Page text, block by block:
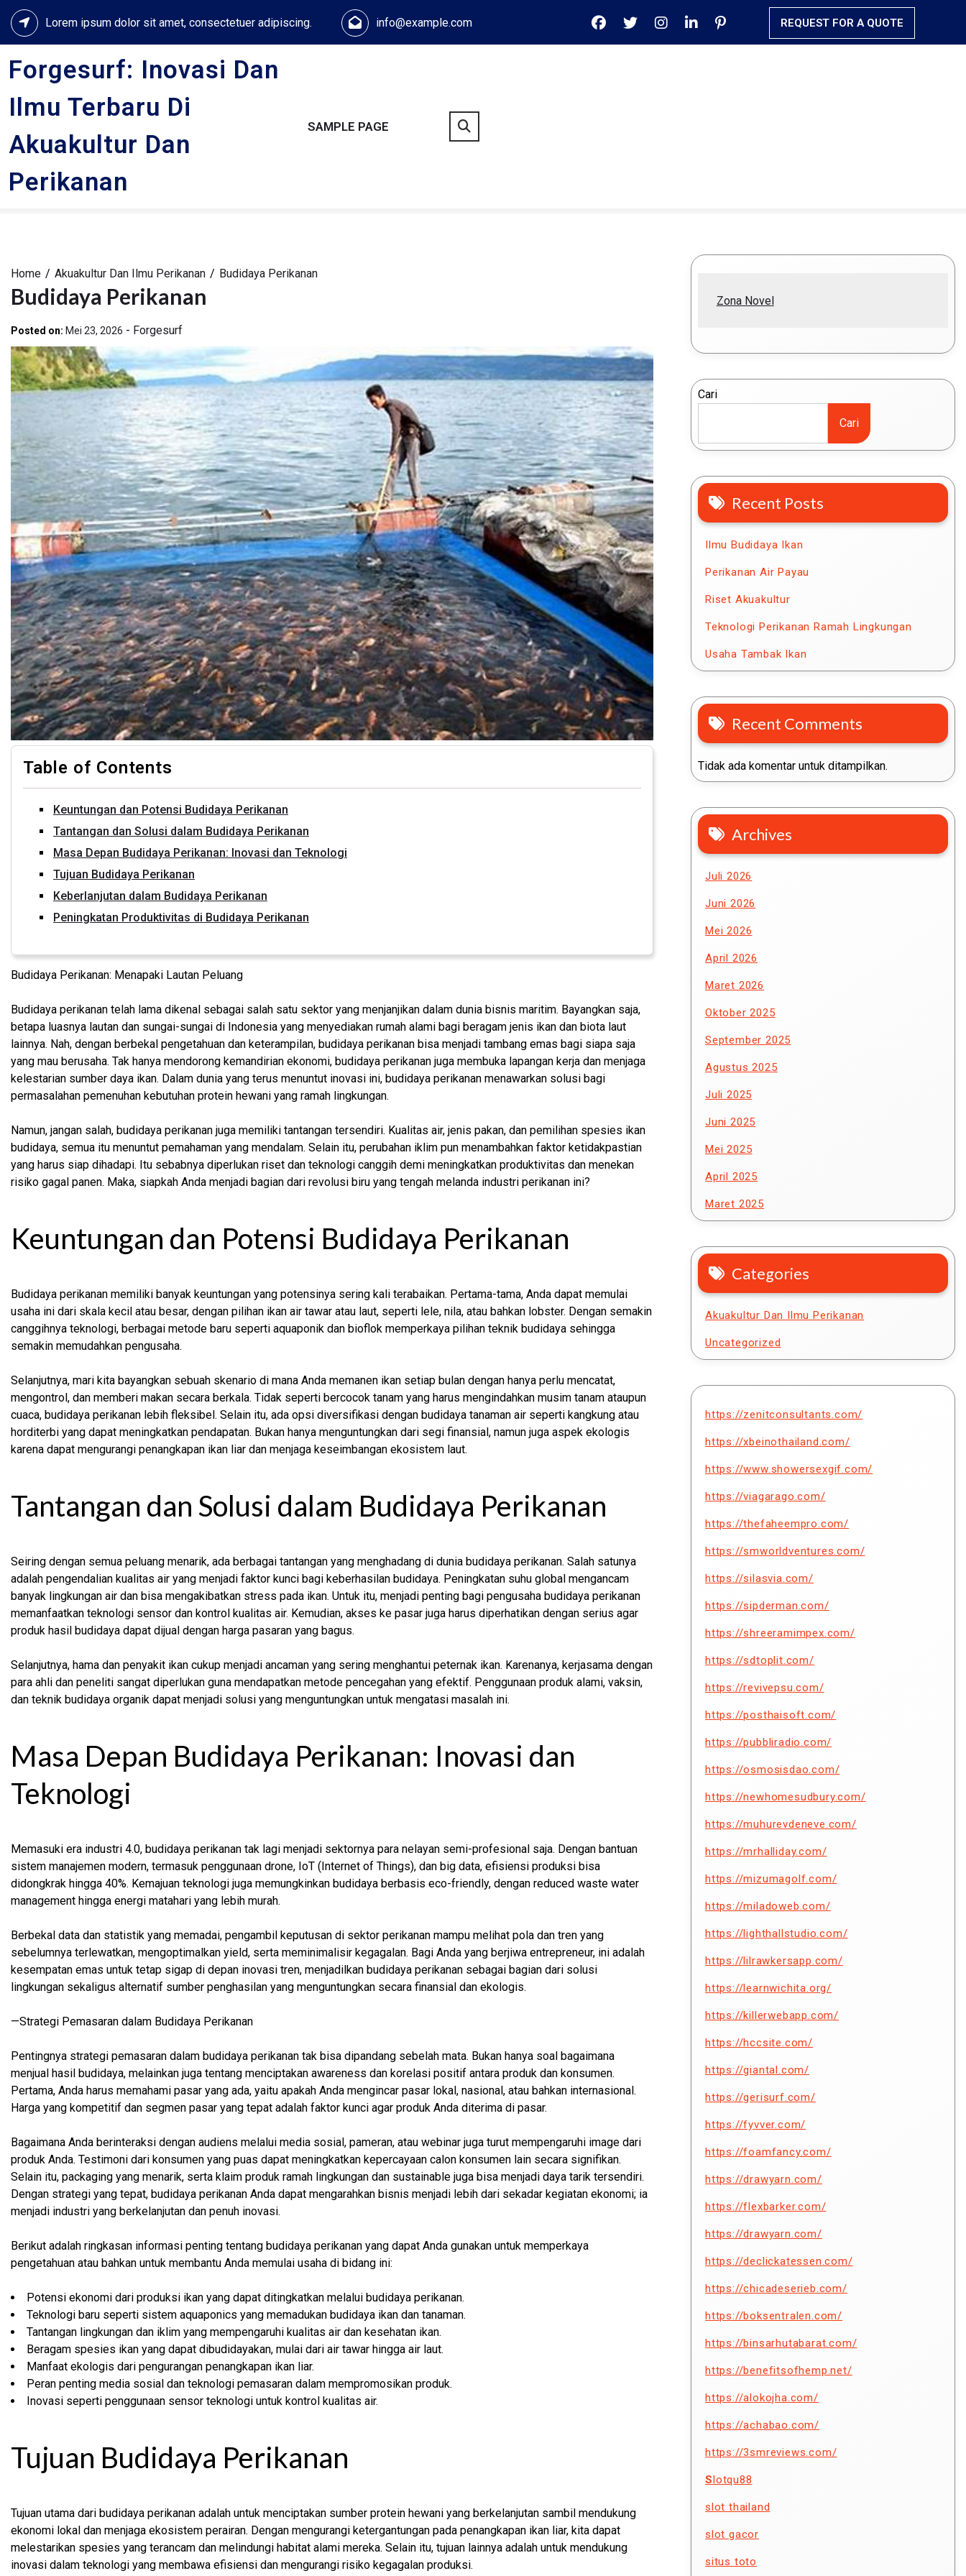
Skip
content
Lorem ipsum dolor sit amet, consectetuer adipiscing. info@example.com REQUEST FOR A QUOTE
Forgesurf: Inovasi Dan
Ilmu Terbaru Di
Akuakultur Dan
Perikanan
SAMPLE PAGE
Home Akuakultur Dan Ilmu Perikanan Budidaya Perikanan
Budidaya Perikanan
Posted on: Mei 23, 2026 - Forgesurf
Table of Contents
Keuntungan dan Potensi Budidaya Perikanan
Tantangan dan Solusi dalam Budidaya Perikanan
Masa Depan Budidaya Perikanan: Inovasi dan Teknologi
Tujuan Budidaya Perikanan
Keberlanjutan dalam Budidaya Perikanan
Peningkatan Produktivitas di Budidaya Perikanan
Budidaya Perikanan: Menapaki Lautan Peluang
Budidaya perikanan telah lama dikenal sebagai salah satu sektor yang menjanjikan dalam dunia bisnis maritim. Bayangkan saja,
betapa luasnya lautan dan sungai-sungai di Indonesia yang menyediakan rumah alami bagi beragam jenis ikan dan biota laut
lainnya. Nah, dengan berbekal pengetahuan dan keterampilan, budidaya perikanan bisa menjadi tambang emas bagi siapa saja
yang mau berusaha. Tak hanya mendorong kemandirian ekonomi, budidaya perikanan juga membuka lapangan kerja dan menjaga
kelestarian sumber daya ikan. Dalam dunia yang terus menuntut inovasi ini, budidaya perikanan menawarkan solusi bagi
permasalahan pemenuhan kebutuhan protein hewani yang ramah lingkungan.
Namun, jangan salah, budidaya perikanan juga memiliki tantangan tersendiri. Kualitas air, jenis pakan, dan pemilihan spesies ikan
budidaya, semua itu menuntut pemahaman yang mendalam. Selain itu, perubahan iklim pun menambahkan faktor ketidakpastian
yang harus siap dihadapi. Itu sebabnya diperlukan riset dan teknologi canggih demi meningkatkan produktivitas dan menekan
risiko gagal panen. Maka, siapkah Anda menjadi bagian dari revolusi biru yang tengah melanda industri perikanan ini?
Keuntungan dan Potensi Budidaya Perikanan
Budidaya perikanan memiliki banyak keuntungan yang potensinya sering kali terabaikan. Pertama-tama, Anda dapat memulai
usaha ini dari skala kecil atau besar, dengan pilihan ikan air tawar atau laut, seperti lele, nila, atau bahkan lobster. Dengan semakin
canggihnya teknologi, berbagai metode baru seperti aquaponik dan bioflok memperkaya pilihan teknik budidaya sehingga
semakin memudahkan pengusaha.
Selanjutnya, mari kita bayangkan sebuah skenario di mana Anda memanen ikan setiap bulan dengan hanya perlu mencatat,
mengontrol, dan memberi makan secara berkala. Tidak seperti bercocok tanam yang harus mengindahkan musim tanam ataupun
cuaca, budidaya perikanan lebih fleksibel. Selain itu, ada opsi diversifikasi dengan budidaya tanaman air seperti kangkung atau
horditerbi yang dapat meningkatkan pendapatan. Bukan hanya menguntungkan dari segi finansial, namun juga aspek ekologis
karena dapat mengurangi penangkapan ikan liar dan menjaga keseimbangan ekosistem laut.
Tantangan dan Solusi dalam Budidaya Perikanan
Seiring dengan semua peluang menarik, ada berbagai tantangan yang menghadang di dunia budidaya perikanan. Salah satunya
adalah pengendalian kualitas air yang menjadi faktor kunci bagi keberhasilan budidaya. Peningkatan suhu global mengancam
banyak lingkungan air dan bisa mengakibatkan stress pada ikan. Untuk itu, menjadi penting bagi pengusaha budidaya perikanan
memanfaatkan teknologi sensor dan kontrol kualitas air. Kemudian, akses ke pasar juga harus diperhatikan dengan serius agar
produk hasil budidaya dapat dijual dengan harga pasaran yang bagus.
Selanjutnya, hama dan penyakit ikan cukup menjadi ancaman yang sering menghantui peternak ikan. Karenanya, kerjasama dengan
para ahli dan peneliti sangat diperlukan guna mendapatkan metode pencegahan yang efektif. Penggunaan produk alami, vaksin,
dan teknik budidaya organik dapat menjadi solusi yang menguntungkan untuk mengatasi masalah ini.
Masa Depan Budidaya Perikanan: Inovasi dan
Teknologi
Memasuki era industri 4.0, budidaya perikanan tak lagi menjadi sektornya para nelayan semi-profesional saja. Dengan bantuan
sistem manajemen modern, termasuk penggunaan drone, IoT (Internet of Things), dan big data, efisiensi produksi bisa
didongkrak hingga 40%. Kemajuan teknologi juga memungkinkan budidaya berbasis eco-friendly, dengan reduced waste water
management hingga energi matahari yang lebih murah.
Berbekal data dan statistik yang memadai, pengambil keputusan di sektor perikanan mampu melihat pola dan tren yang
sebelumnya terlewatkan, mengoptimalkan yield, serta meminimalisir kegagalan. Bagi Anda yang berjiwa entrepreneur, ini adalah
kesempatan emas untuk tetap sigap di depan inovasi tren, menjadilkan budidaya perikanan sebagai bagian dari solusi
lingkungan sekaligus alternatif sumber penghasilan yang menguntungkan secara finansial dan ekologis.
—Strategi Pemasaran dalam Budidaya Perikanan
Pentingnya strategi pemasaran dalam budidaya perikanan tak bisa dipandang sebelah mata. Bukan hanya soal bagaimana
menjual hasil budidaya, melainkan juga tentang menciptakan awareness dan korelasi positif antara produk dan konsumen.
Pertama, Anda harus memahami pasar yang ada, yaitu apakah Anda mengincar pasar lokal, nasional, atau bahkan internasional.
Harga yang kompetitif dan segmen pasar yang tepat adalah faktor kunci agar produk Anda diterima di pasar.
Bagaimana Anda berinteraksi dengan audiens melalui media sosial, pameran, atau webinar juga turut mempengaruhi image dari
produk Anda. Testimoni dari konsumen yang puas dapat meningkatkan kepercayaan calon konsumen lain secara signifikan.
Selain itu, packaging yang menarik, serta klaim produk ramah lingkungan dan sustainable juga bisa menjadi daya tarik tersendiri.
Dengan strategi yang tepat, budidaya perikanan Anda dapat mengarahkan bisnis menjadi lebih dari sekadar kegiatan ekonomi; ia
menjadi industri yang berkelanjutan dan penuh inovasi.
Berikut adalah ringkasan informasi penting tentang budidaya perikanan yang dapat Anda gunakan untuk memperkaya
pengetahuan atau bahkan untuk membantu Anda memulai usaha di bidang ini:
Potensi ekonomi dari produksi ikan yang dapat ditingkatkan melalui budidaya perikanan.
Teknologi baru seperti sistem aquaponics yang memadukan budidaya ikan dan tanaman.
Tantangan lingkungan dan iklim yang mempengaruhi kualitas air dan kesehatan ikan.
Beragam spesies ikan yang dapat dibudidayakan, mulai dari air tawar hingga air laut.
Manfaat ekologis dari pengurangan penangkapan ikan liar.
Peran penting media sosial dan teknologi pemasaran dalam mempromosikan produk.
Inovasi seperti penggunaan sensor teknologi untuk kontrol kualitas air.
Tujuan Budidaya Perikanan
Tujuan utama dari budidaya perikanan adalah untuk menciptakan sumber protein hewani yang berkelanjutan sambil mendukung
ekonomi lokal dan menjaga ekosistem perairan. Dengan mengurangi ketergantungan pada penangkapan ikan liar, kita dapat
melestarikan spesies yang terancam dan melindungi habitat alami mereka. Selain itu, tujuan lainnya adalah untuk mendukung
inovasi dalam teknologi yang membawa efisiensi dan mengurangi risiko kegagalan produksi.
Zona Novel
Cari
Cari
Recent Posts
Ilmu Budidaya Ikan
Perikanan Air Payau
Riset Akuakultur
Teknologi Perikanan Ramah Lingkungan
Usaha Tambak Ikan
Recent Comments
Tidak ada komentar untuk ditampilkan.
Archives
Juli 2026
Juni 2026
Mei 2026
April 2026
Maret 2026
Oktober 2025
September 2025
Agustus 2025
Juli 2025
Juni 2025
Mei 2025
April 2025
Maret 2025
Categories
Akuakultur Dan Ilmu Perikanan
Uncategorized
https://zenitconsultants.com/
https://xbeinothailand.com/
https://www.showersexgif.com/
https://viagarago.com/
https://thefaheempro.com/
https://smworldventures.com/
https://silasvia.com/
https://sipderman.com/
https://shreeramimpex.com/
https://sdtoplit.com/
https://revivepsu.com/
https://posthaisoft.com/
https://pubbliradio.com/
https://osmosisdao.com/
https://newhomesudbury.com/
https://muhurevdeneve.com/
https://mrhalliday.com/
https://mizumagolf.com/
https://miladoweb.com/
https://lighthallstudio.com/
https://lilrawkersapp.com/
https://learnwichita.org/
https://killerwebapp.com/
https://hccsite.com/
https://giantal.com/
https://gerisurf.com/
https://fyvver.com/
https://foamfancy.com/
https://drawyarn.com/
https://flexbarker.com/
https://drawyarn.com/
https://declickatessen.com/
https://chicadeserieb.com/
https://boksentralen.com/
https://binsarhutabarat.com/
https://benefitsofhemp.net/
https://alokojha.com/
https://achabao.com/
https://3smreviews.com/
Slotqu88
slot thailand
slot gacor
situs toto